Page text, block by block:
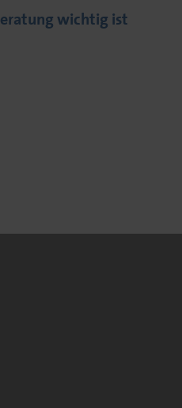
wichtig ist